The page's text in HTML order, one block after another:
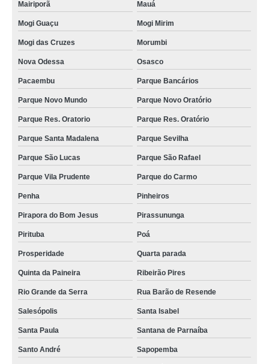
empacotadora de leite manual preços Pirituba
qual o valor de embaladora de leite de saquinho Jardim Grimaldi
fornecedor de empacotadora de leite manual Pinhais
empacotadora de leite pasteurizado orçamento São Lourenço da Serra
fornecedor de empacotadora de leite manual Arapiraca
embaladora leite Florianópolis
empacotadora de leite manual orçamento Vila Sonia
empacotadora de leite saquinho preços Capão do Embira
embaladora de leite Sergipe
empacotadora de leite Tubarão
qual o valor de empacotadora para leite Agreste
empacotadora de leite saquinho orçamento Campos dos Goytacazes
embaladora leite preços Sitio da Figueira
Mairiporã Mauá
Mogi Guaçu Mogi Mirim
Mogi das Cruzes Morumbi
Nova Odessa Osasco
Pacaembu Parque Bancários
Parque Novo Mundo Parque Novo Oratório
Parque Res. Oratorio Parque Res. Oratório
Parque Santa Madalena Parque Sevilha
Parque São Lucas Parque São Rafael
Parque Vila Prudente Parque do Carmo
Penha Pinheiros
Pirapora do Bom Jesus Pirassununga
Pirituba Poá
Prosperidade Quarta parada
Quinta da Paineira Ribeirão Pires
Rio Grande da Serra Rua Barão de Resende
Salesópolis Santa Isabel
Santa Paula Santana de Parnaíba
Santo André Sapopemba